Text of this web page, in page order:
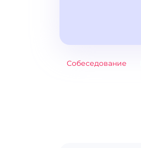
Собеседование